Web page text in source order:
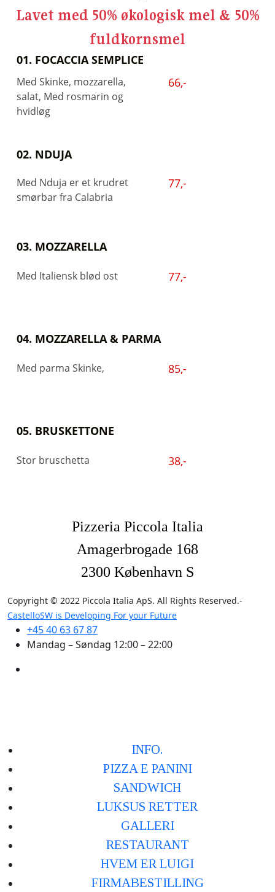
Lavet med 50% økologisk mel & 50%
fuldkornsmel
01. FOCACCIA SEMPLICE
Med Skinke, mozzarella,
salat, Med rosmarin og
hvidløg
66,-
02. NDUJA
Med Nduja er et krudret
smørbar fra Calabria
77,-
03. MOZZARELLA
Med Italiensk blød ost 77,-
04. MOZZARELLA & PARMA
Med parma Skinke, 85,-
05. BRUSKETTONE
Stor bruschetta 38,-
Pizzeria Piccola Italia
Amagerbrogade 168
2300 København S
Copyright © 2022 Piccola Italia ApS. All Rights Reserved.-
CastelloSW is Developing For your Future
+45 40 63 67 87
Mandag – Søndag 12:00 – 22:00
INFO.
PIZZA E PANINI
SANDWICH
LUKSUS RETTER
GALLERI
RESTAURANT
HVEM ER LUIGI
FIRMABESTILLING